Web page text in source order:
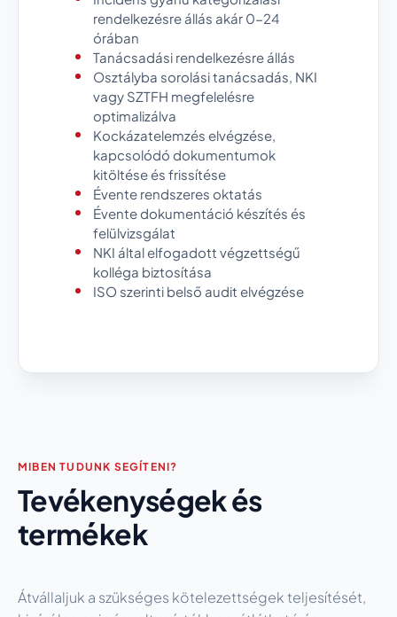
rendelkezésre állás akár 0-24
órában
Tanácsadási rendelkezésre állás
Osztályba sorolási tanácsadás, NKI
vagy SZTFH megfelelésre
optimalizálva
Kockázatelemzés elvégzése,
kapcsolódó dokumentumok
kitöltése és frissítése
Évente rendszeres oktatás
Évente dokumentáció készítés és
felülvizsgálat
NKI által elfogadott végzettségű
kolléga biztosítása
ISO szerinti belső audit elvégzése
MIBEN TUDUNK SEGÍTENI?
Tevékenységek és
termékek
Átvállaljuk a szükséges kötelezettségek teljesítését,